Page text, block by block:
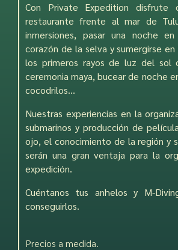
Con Private Expedition
restaurante frente al mar de
inmersiones, pasar una noche
corazón de la selva y sumergirse
los primeros rayos de luz del sol
ceremonia maya, bucear de noche
cocodrilos…
Nuestras experiencias en la
submarinos y producción de
ojo, el conocimiento de la región y
serán una gran ventaja para la
expedición.
Cuéntanos tus anhelos y M-
conseguirlos.
Precios a medida.